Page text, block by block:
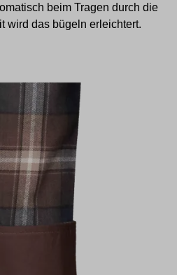
beim Tragen durch die
wird das bügeln erleichtert.